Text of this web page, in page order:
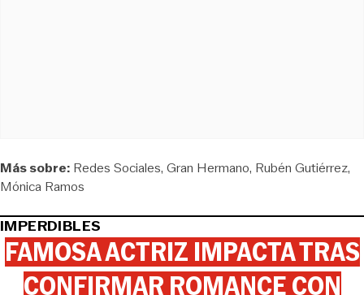
Más sobre: Redes Sociales Gran Hermano Rubén Gutiérrez
Mónica Ramos
IMPERDIBLES
FAMOSA ACTRIZ IMPACTA TRAS
CONFIRMAR ROMANCE CON